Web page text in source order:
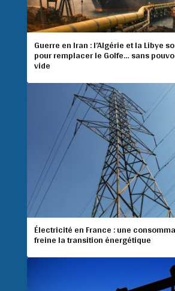
Guerre en Iran : l’Algérie et la Libye
pour remplacer le Golfe… sans
vide
Électricité en France : une
freine la transition énergétique